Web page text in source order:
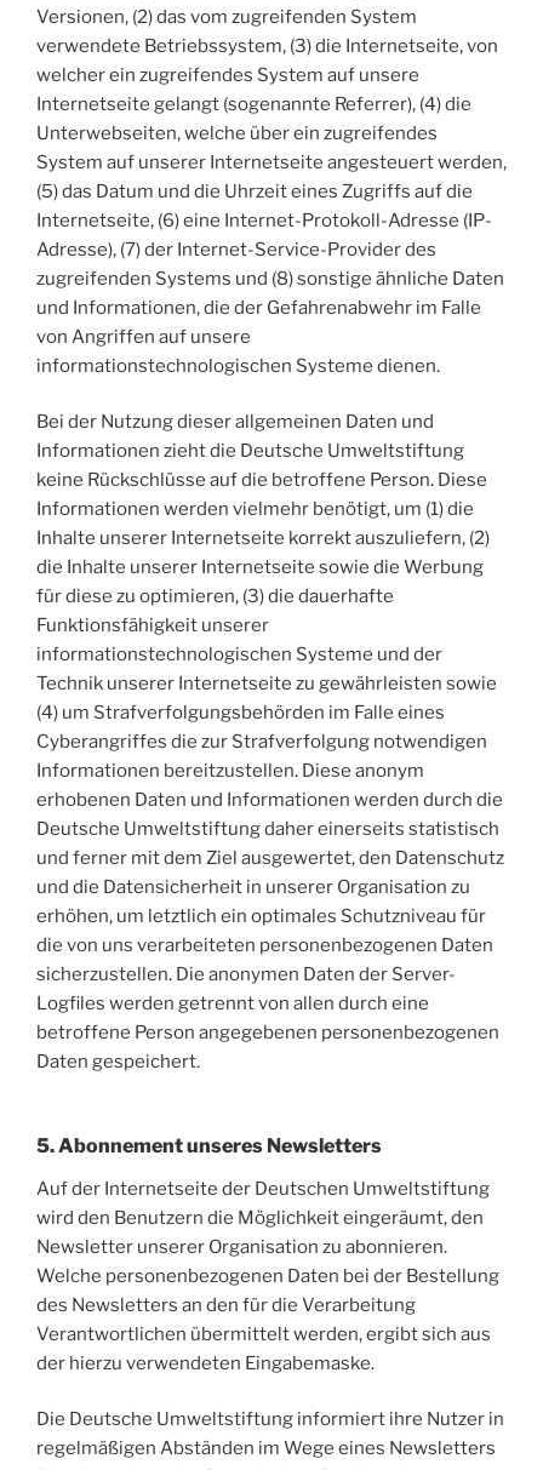
Versionen, (2) das vom zugreifenden System
verwendete Betriebssystem, (3) die Internetseite, von
welcher ein zugreifendes System auf unsere
Internetseite gelangt (sogenannte Referrer), (4) die
Unterwebseiten, welche über ein zugreifendes
System auf unserer Internetseite angesteuert werden,
(5) das Datum und die Uhrzeit eines Zugriffs auf die
Internetseite, (6) eine Internet-Protokoll-Adresse (IP-
Adresse), (7) der Internet-Service-Provider des
zugreifenden Systems und (8) sonstige ähnliche Daten
und Informationen, die der Gefahrenabwehr im Falle
von Angriffen auf unsere
informationstechnologischen Systeme dienen.
Bei der Nutzung dieser allgemeinen Daten und
Informationen zieht die Deutsche Umweltstiftung
keine Rückschlüsse auf die betroffene Person. Diese
Informationen werden vielmehr benötigt, um (1) die
Inhalte unserer Internetseite korrekt auszuliefern, (2)
die Inhalte unserer Internetseite sowie die Werbung
für diese zu optimieren, (3) die dauerhafte
Funktionsfähigkeit unserer
informationstechnologischen Systeme und der
Technik unserer Internetseite zu gewährleisten sowie
(4) um Strafverfolgungsbehörden im Falle eines
Cyberangriffes die zur Strafverfolgung notwendigen
Informationen bereitzustellen. Diese anonym
erhobenen Daten und Informationen werden durch die
Deutsche Umweltstiftung daher einerseits statistisch
und ferner mit dem Ziel ausgewertet, den Datenschutz
und die Datensicherheit in unserer Organisation zu
erhöhen, um letztlich ein optimales Schutzniveau für
die von uns verarbeiteten personenbezogenen Daten
sicherzustellen. Die anonymen Daten der Server-
Logfiles werden getrennt von allen durch eine
betroffene Person angegebenen personenbezogenen
Daten gespeichert.
5. Abonnement unseres Newsletters
Auf der Internetseite der Deutschen Umweltstiftung
wird den Benutzern die Möglichkeit eingeräumt, den
Newsletter unserer Organisation zu abonnieren.
Welche personenbezogenen Daten bei der Bestellung
des Newsletters an den für die Verarbeitung
Verantwortlichen übermittelt werden, ergibt sich aus
der hierzu verwendeten Eingabemaske.
Die Deutsche Umweltstiftung informiert ihre Nutzer in
regelmäßigen Abständen im Wege eines Newsletters